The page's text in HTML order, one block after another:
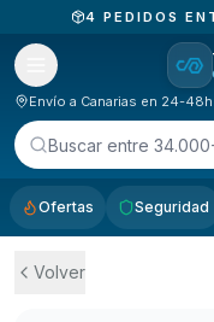
4 PEDIDOS
Envío a Canarias en 24-48h
Buscar entre
Ofertas Seguridad
Volver